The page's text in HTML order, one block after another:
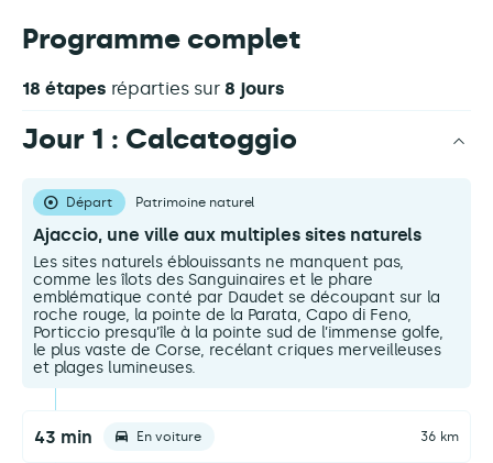
Programme complet
18 étapes réparties sur 8 jours
Jour 1 : Calcatoggio
Départ Patrimoine naturel
Ajaccio, une ville aux multiples sites naturels
Les sites naturels éblouissants ne manquent pas,
comme les îlots des Sanguinaires et le phare
emblématique conté par Daudet se découpant sur la
roche rouge, la pointe de la Parata, Capo di Feno,
Porticcio presqu’île à la pointe sud de l’immense golfe,
le plus vaste de Corse, recélant criques merveilleuses
et plages lumineuses.
43 min En voiture 36 km